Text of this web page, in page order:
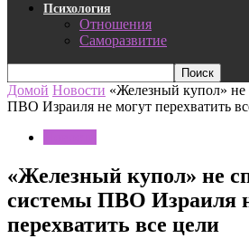
Психология
Отношения
Саморазвитие
Домой Новости «Железный купол» не
ПВО Израиля не могут перехватить
«Железный купол» не
системы ПВО Израиля
перехватить все цели